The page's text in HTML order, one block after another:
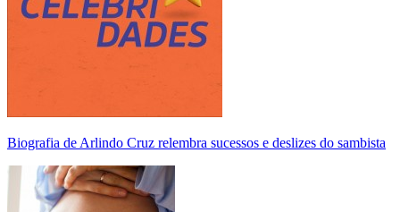
Biografia de Arlindo Cruz relembra sucessos e deslizes do sambista